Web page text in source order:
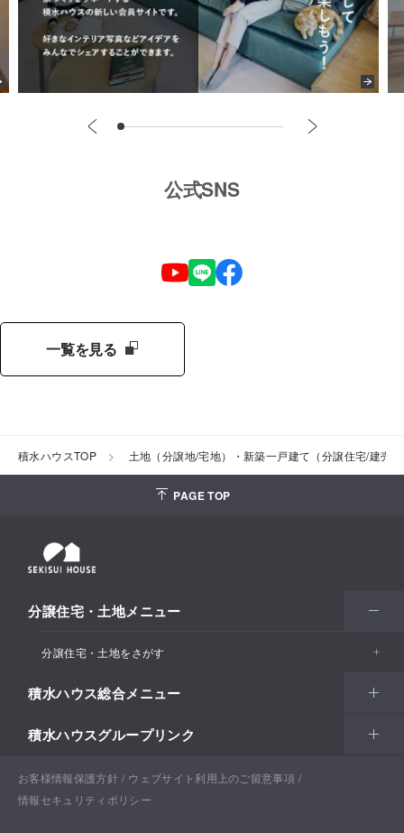
公式SNS
一覧を見る
積水ハウスTOP 土地（分譲地/宅地）・新築一戸建て（分譲住宅/建売
PAGE TOP
分譲住宅・土地メニュー
分譲住宅・土地をさがす
エリアからさがす
北海道・東北
北海道
関東甲信越
市区町村からさがす
沿線・駅からさがす
積水ハウス総合メニュー
住まい
戸建住宅
土地活用
積水ハウスグループリンク
積水ハウスサポートプラス
お客様情報保護方針
ウェブサイト利用上のご留意事項
情報セキュリティポリシー